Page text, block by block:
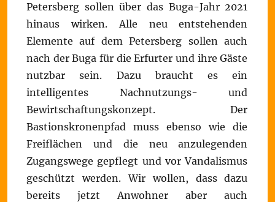
Petersberg sollen über das Buga-Jahr 2021
hinaus wirken. Alle neu entstehenden
Elemente auf dem Petersberg sollen auch
nach der Buga für die Erfurter und ihre Gäste
nutzbar sein. Dazu braucht es ein
intelligentes Nachnutzungs- und
Bewirtschaftungskonzept. Der
Bastionskronenpfad muss ebenso wie die
Freiflächen und die neu anzulegenden
Zugangswege gepflegt und vor Vandalismus
geschützt werden. Wir wollen, dass dazu
bereits jetzt Anwohner aber auch